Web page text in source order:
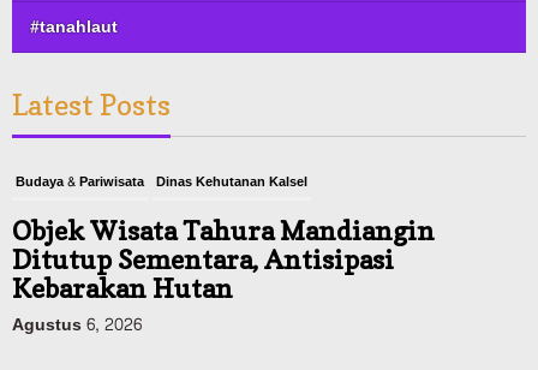
#tanahlaut
Latest Posts
Budaya & Pariwisata Dinas Kehutanan Kalsel
Objek Wisata Tahura Mandiangin
Ditutup Sementara, Antisipasi
Kalsel
Kolaborasi dengan DLH Kalsel,
Komunitas Jurnalis di Kalsel Lakukan